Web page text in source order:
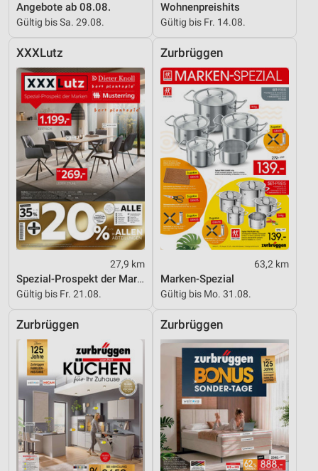
Angebote ab 08.08.
Gültig bis Sa. 29.08.
Wohnenpreishits
Gültig bis Fr. 14.08.
XXXLutz
27,9 km
Spezial-Prospekt der Marken
Gültig bis Fr. 21.08.
Zurbrüggen
63,2 km
Marken-Spezial
Gültig bis Mo. 31.08.
Zurbrüggen Zurbrüggen